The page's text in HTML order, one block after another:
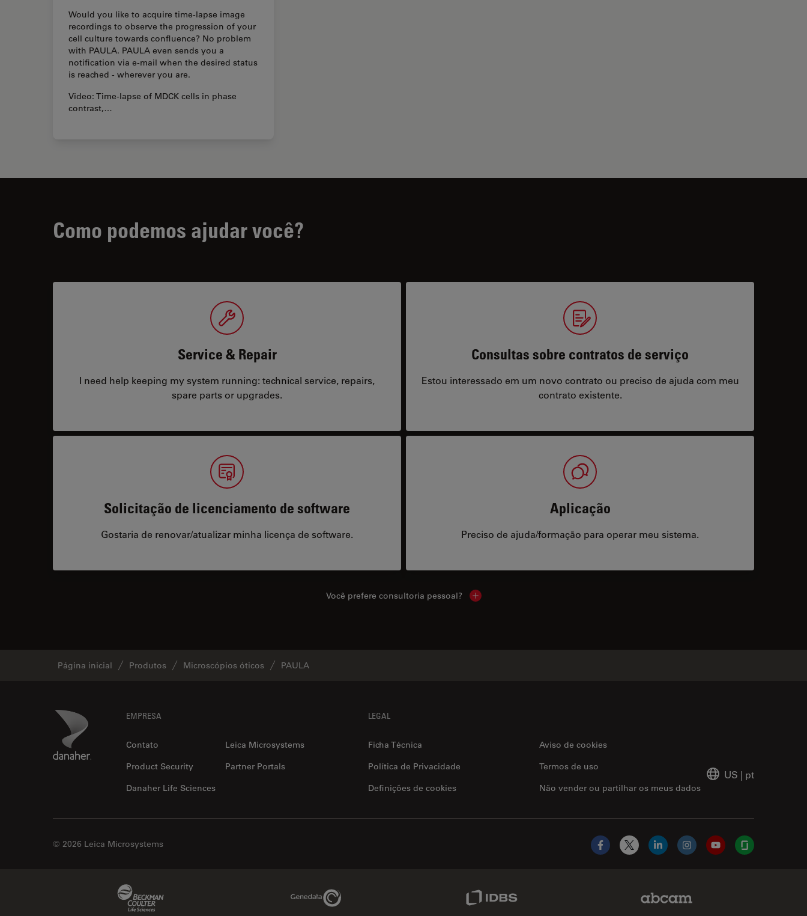
Would you like to acquire time-lapse image
recordings to observe the progression of your
cell culture towards confluence? No problem
with PAULA. PAULA even sends you a
notification via e-mail when the desired status
is reached - wherever you are.
Video: Time-lapse of MDCK cells in phase
contrast,…
Como podemos ajudar você?
Service & Repair
I need help keeping my system running: technical service, repairs,
spare parts or upgrades.
Consultas sobre contratos de serviço
Estou interessado em um novo contrato ou preciso de ajuda com meu
contrato existente.
Solicitação de licenciamento de software
Gostaria de renovar/atualizar minha licença de software.
Aplicação
Preciso de ajuda/formação para operar meu sistema.
Você prefere consultoria pessoal? Show local contacts
Página inicial Produtos Microscópios óticos PAULA
Danaher Logo EMPRESA
Contato
Leica Microsystems
Product Security
Partner Portals
Danaher Life Sciences
LEGAL
Ficha Técnica
Aviso de cookies
Política de Privacidade
Não vender ou partilhar os meus dados
Termos de uso
Definições de cookies
US | pt
© 2026 Leica Microsystems
Facebook
X LinkedInInstagramYouTubeGlassdoor
Genedata Link